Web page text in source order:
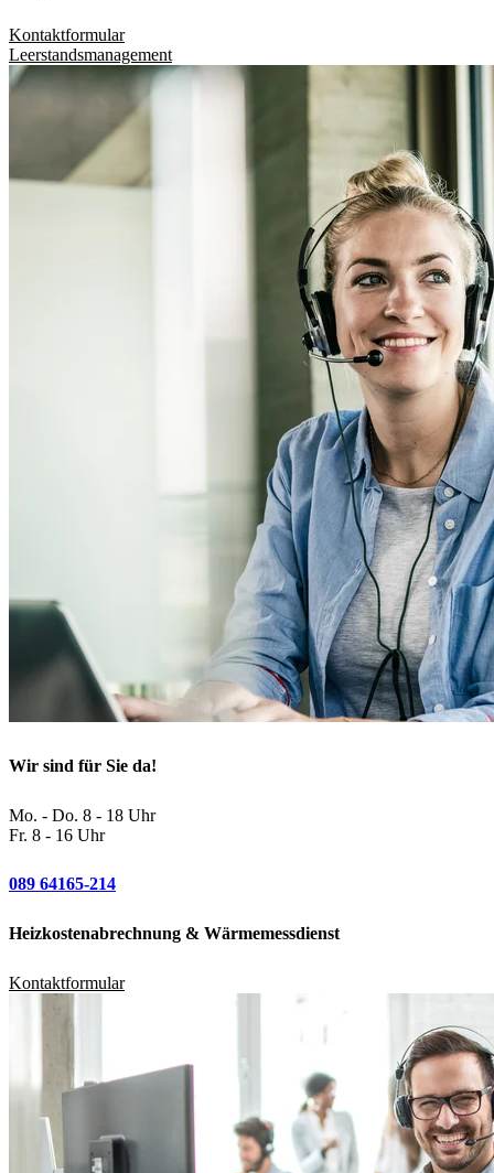
Kontaktformular
Leerstandsmanagement
Wir sind für Sie da!
Mo. - Do. 8 - 18 Uhr
Fr. 8 - 16 Uhr
089 64165-214
Heizkostenabrechnung & Wärmemessdienst
Kontaktformular